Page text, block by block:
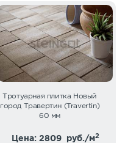
Тротуарная плитка Новый
город Травертин (Travertin)
60 мм
Цена: 2809 руб./м2